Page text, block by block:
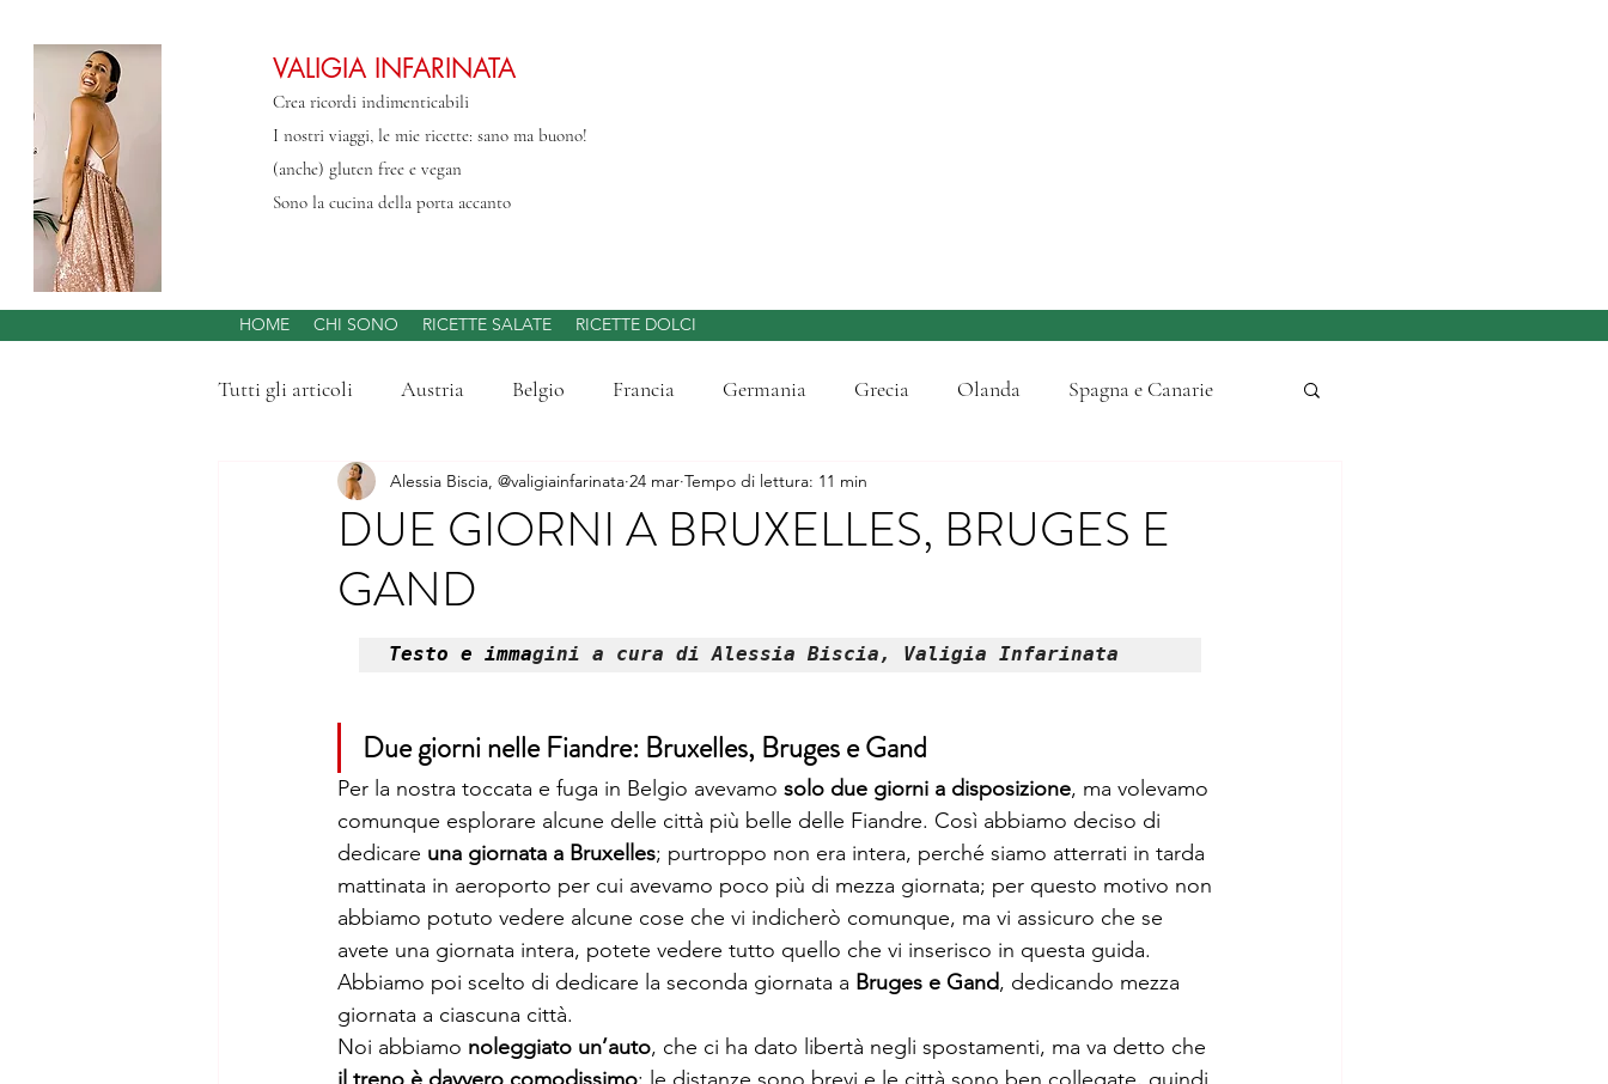
VALIGIA INFARINATA
Crea ricordi indimenticabili
I nostri viaggi, le mie ricette: sano ma buono!
(anche) gluten free e vegan
Sono la cucina della porta accanto
HOME CHI SONO RICETTE SALATE RICETTE DOLCI
Tutti gli articoli Austria Belgio Francia Germania Grecia Olanda Spagna e Canarie
Abruzzo Grandi Laghi d'Italia Liguria Lombardia
Toscana
DUE GIORNI A BRUXELLES, BRUGES E
GAND
Alessia Biscia, @valigiainfarinata 24 mar Tempo di lettura: 11 min
Testo e immagini a cura di Alessia Biscia, Valigia Infarinata
Due giorni nelle Fiandre: Bruxelles, Bruges e Gand
Per la nostra toccata e fuga in Belgio avevamo solo due giorni a disposizione, ma volevamo
comunque esplorare alcune delle città più belle delle Fiandre. Così abbiamo deciso di
dedicare una giornata a Bruxelles; purtroppo non era intera, perché siamo atterrati in tarda
mattinata in aeroporto per cui avevamo poco più di mezza giornata; per questo motivo non
abbiamo potuto vedere alcune cose che vi indicherò comunque, ma vi assicuro che se
avete una giornata intera, potete vedere tutto quello che vi inserisco in questa guida.
Abbiamo poi scelto di dedicare la seconda giornata a Bruges e Gand, dedicando mezza
giornata a ciascuna città.
Noi abbiamo noleggiato un’auto, che ci ha dato libertà negli spostamenti, ma va detto che